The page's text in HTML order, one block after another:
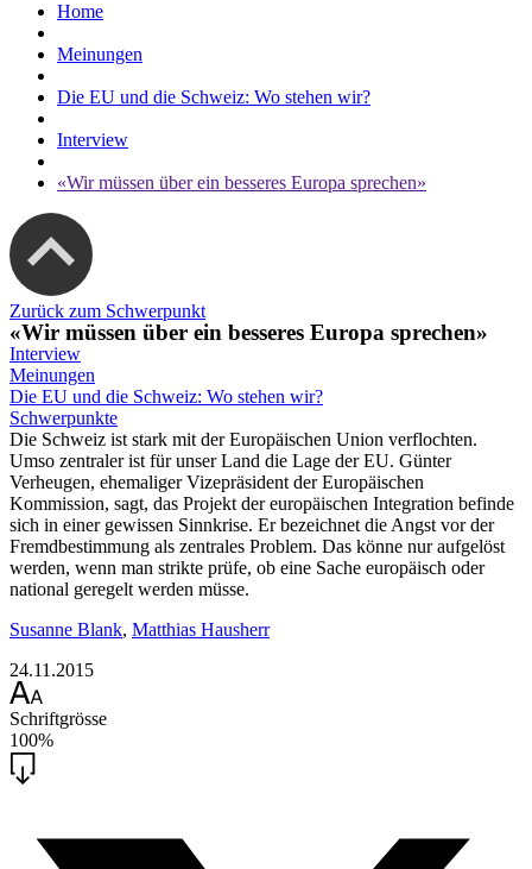
Home
Meinungen
Die EU und die Schweiz: Wo stehen wir?
Interview
«Wir müssen über ein besseres Europa sprechen»
Zurück zum Schwerpunkt
«Wir müssen über ein besseres Europa sprechen»
Interview
Meinungen
Die EU und die Schweiz: Wo stehen wir?
Schwerpunkte
Die Schweiz ist stark mit der Europäischen Union verflochten.
Umso zentraler ist für unser Land die Lage der EU. Günter
Verheugen, ehemaliger Vizepräsident der Europäischen
Kommission, sagt, das Projekt der europäischen Integration befinde
sich in einer gewissen Sinnkrise. Er bezeichnet die Angst vor der
Fremdbestimmung als zentrales Problem. Das könne nur aufgelöst
werden, wenn man strikte prüfe, ob eine Sache europäisch oder
national geregelt werden müsse.
Susanne Blank, Matthias Hausherr
24.11.2015
Schriftgrösse
100%